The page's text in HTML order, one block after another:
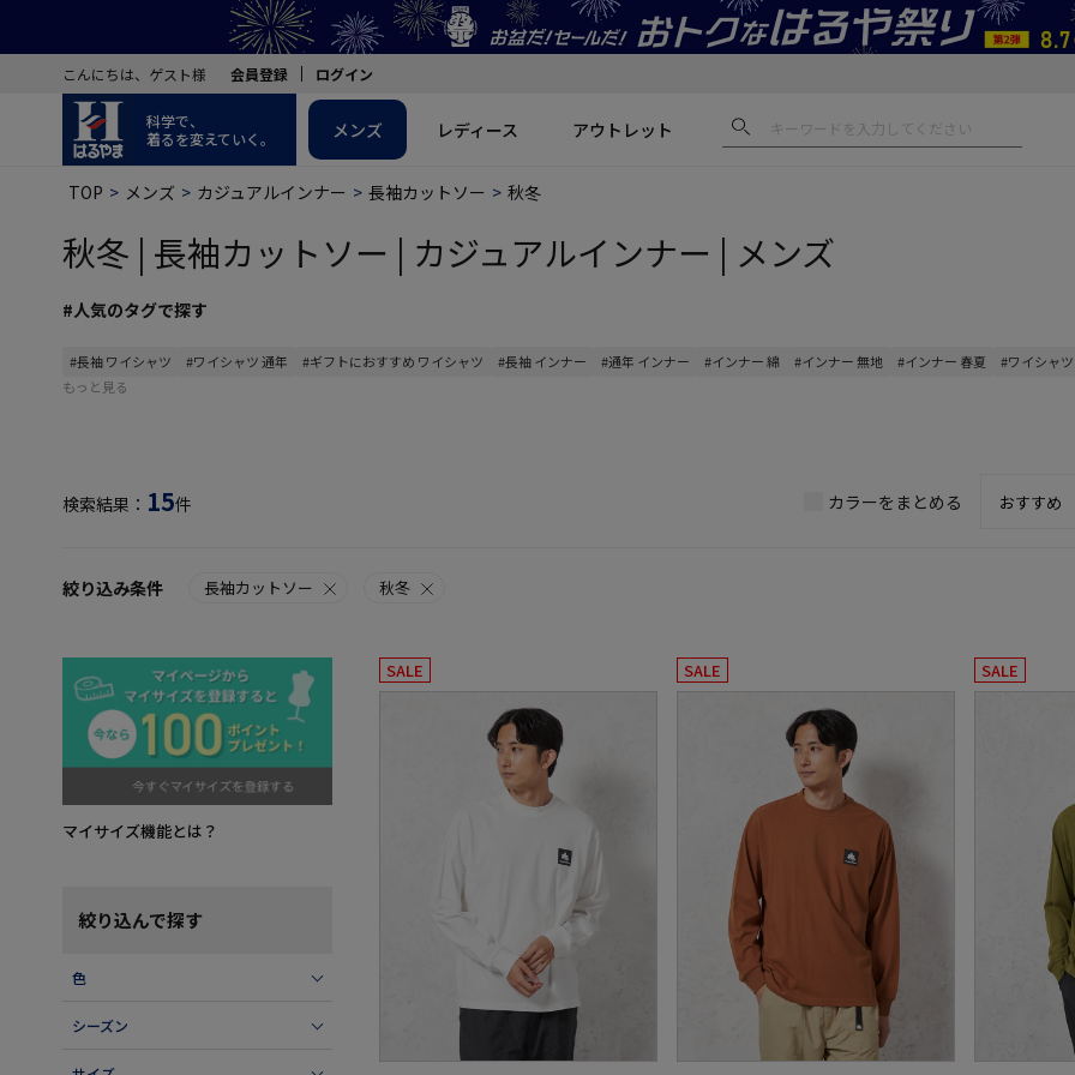
こんにちは、ゲスト様 会員登録 ログイン
科学で、
着るを変えていく。
メンズ レディース アウトレット
TOP メンズ カジュアルインナー 長袖カットソー 秋冬
秋冬 | 長袖カットソー | カジュアルインナー | メンズ
#人気のタグで探す
#長袖 ワイシャツ #ワイシャツ 通年 #ギフトにおすすめ ワイシャツ #長袖 インナー #通年 インナー #インナー 綿 #インナー 無地 #インナー 春夏
#ワイシャ
もっと見る
検索結果： 15件 カラーをまとめる
絞り込み条件 長袖カットソー 秋冬
マイサイズ機能とは？
絞り込んで探す
色
シーズン
SALE SALE SALE